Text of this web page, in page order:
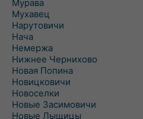
Мурава
Мухавец
Нарутовичи
Нача
Немержа
Нижнее Чернихово
Новая Попина
Новицковичи
Новоселки
Новые Засимовичи
Новые Лыщицы